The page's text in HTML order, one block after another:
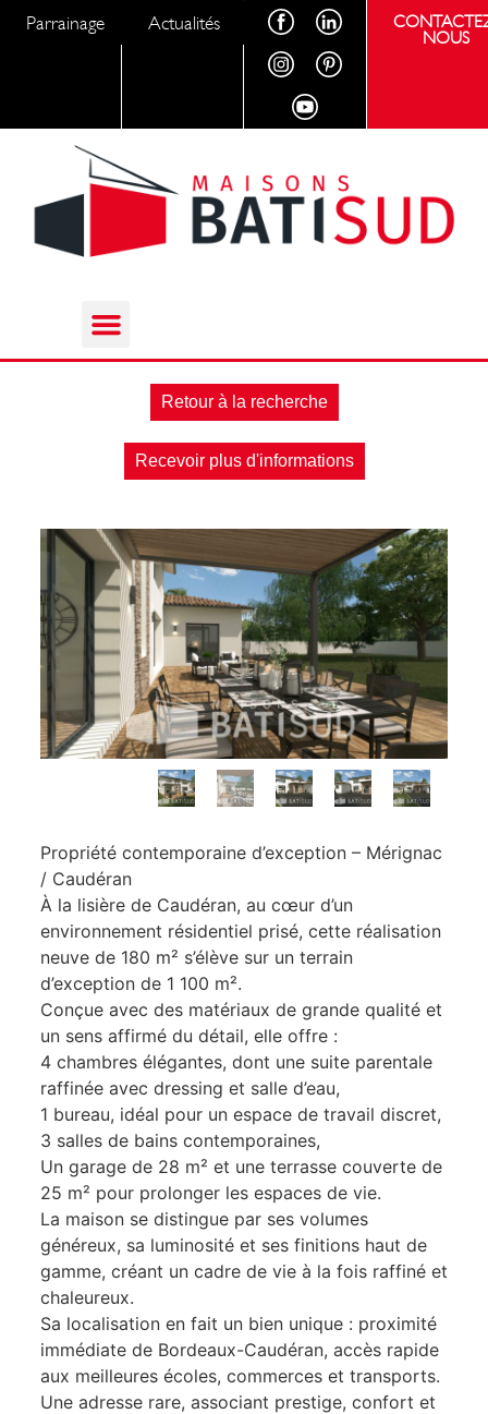
Parrainage Actualités
NOUS
Retour à la recherche
Recevoir plus d'informations
Propriété contemporaine d’exception – Mérignac
/ Caudéran
À la lisière de Caudéran, au cœur d’un
environnement résidentiel prisé, cette réalisation
neuve de 180 m² s’élève sur un terrain
d’exception de 1 100 m².
Conçue avec des matériaux de grande qualité et
un sens affirmé du détail, elle offre :
4 chambres élégantes, dont une suite parentale
raffinée avec dressing et salle d’eau,
1 bureau, idéal pour un espace de travail discret,
3 salles de bains contemporaines,
Un garage de 28 m² et une terrasse couverte de
25 m² pour prolonger les espaces de vie.
La maison se distingue par ses volumes
généreux, sa luminosité et ses finitions haut de
gamme, créant un cadre de vie à la fois raffiné et
chaleureux.
Sa localisation en fait un bien unique : proximité
immédiate de Bordeaux-Caudéran, accès rapide
aux meilleures écoles, commerces et transports.
Une adresse rare, associant prestige, confort et